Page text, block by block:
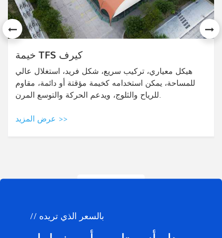
خيمة مختلطة
يعتمد تصميم الخيمة المختلطة ذات القمة العالية على
الخيمة الإطارية. تجمع هذه الخيمة بين قمة عالية وأطراف
عرض المزيد >>
// بالسعر الذي تريده